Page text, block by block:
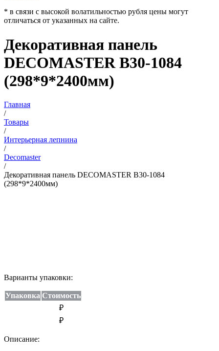
* в связи с высокой волатильностью рубля цены могут
отличаться от указанных на сайте.
Декоративная панель
DECOMASTER B30-1084
(298*9*2400мм)
Главная
/
Товары
/
Интерьерная лепнина
/
Decomaster
/
Декоративная панель DECOMASTER B30-1084
(298*9*2400мм)
Варианты упаковки:
Упаковка Стоимость
₽
₽
Описание: